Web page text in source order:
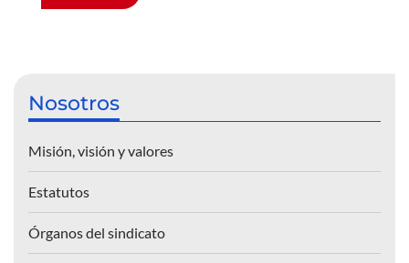
Nosotros
Misión, visión y valores
Estatutos
Órganos del sindicato